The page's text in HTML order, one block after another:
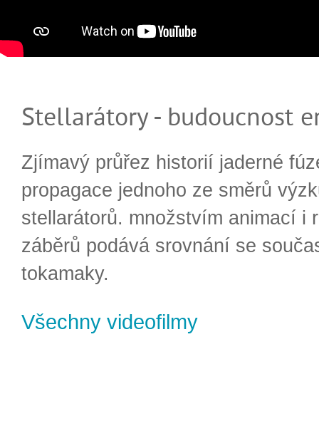
Stellarátory - budoucnost
Zjímavý průřez historií jaderné
propagace jednoho ze směrů
stellarátorů. množstvím animací i
záběrů podává srovnání se
tokamaky.
Všechny videofilmy